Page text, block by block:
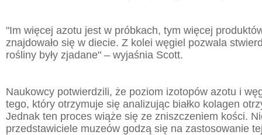
"Im więcej azotu jest w próbkach, tym więcej
znajdowało się w diecie. Z kolei węgiel pozwala
rośliny były zjadane" – wyjaśnia Scott.
Naukowcy potwierdzili, że poziom izotopów azotu i
tego, który otrzymuje się analizując białko kolagen
Jednak ten proces wiąże się ze zniszczeniem kości.
przedstawiciele muzeów godzą się na zastosowanie